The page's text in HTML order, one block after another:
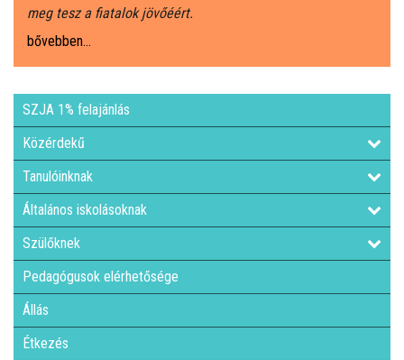
KORONAVÍRUS
ÁLTALÁNOS KÖZÉPFOKÚ OKTATÁS
KÖZÉPFOKÚ OKTATÁS
SZAKMAI KÖZÉPFOKÚ OKTATÁS
FELNŐTTOKTATÁS: ESTI GIMNÁZIUM
INTÉZMÉNYI DOKUMENTUMOK
meg tesz a fiatalok jövőéért.
bővebben...
SZJA 1% felajánlás
Közérdekű
Tanulóinknak
Általános iskolásoknak
Szülőknek
Pedagógusok elérhetősége
Állás
Étkezés